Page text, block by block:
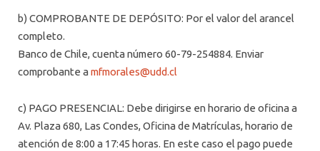
b) COMPROBANTE DE DEPÓSITO: Por el valor del arancel
completo.
Banco de Chile, cuenta número 60-79-254884. Enviar
comprobante a mfmorales@udd.cl
c) PAGO PRESENCIAL: Debe dirigirse en horario de oficina a
Av. Plaza 680, Las Condes, Oficina de Matrículas, horario de
atención de 8:00 a 17:45 horas. En este caso el pago puede